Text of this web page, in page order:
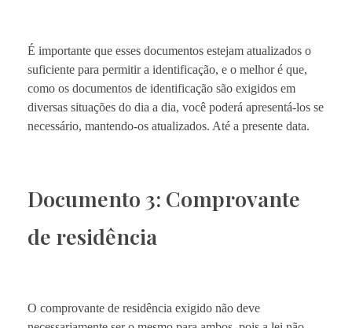
É importante que esses documentos estejam atualizados o
suficiente para permitir a identificação, e o melhor é que,
como os documentos de identificação são exigidos em
diversas situações do dia a dia, você poderá apresentá-los se
necessário, mantendo-os atualizados. Até a presente data.
Documento 3: Comprovante
de residência
O comprovante de residência exigido não deve